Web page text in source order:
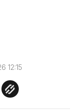
12:15